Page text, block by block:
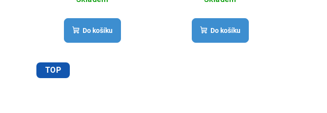
Do košíku Do košíku
TOP